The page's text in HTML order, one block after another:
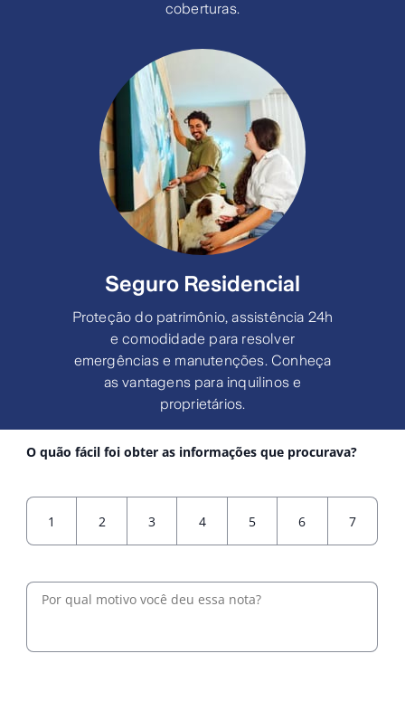
coberturas.
Seguro Residencial
Proteção do patrimônio, assistência 24h
e comodidade para resolver
emergências e manutenções. Conheça
as vantagens para inquilinos e
proprietários.